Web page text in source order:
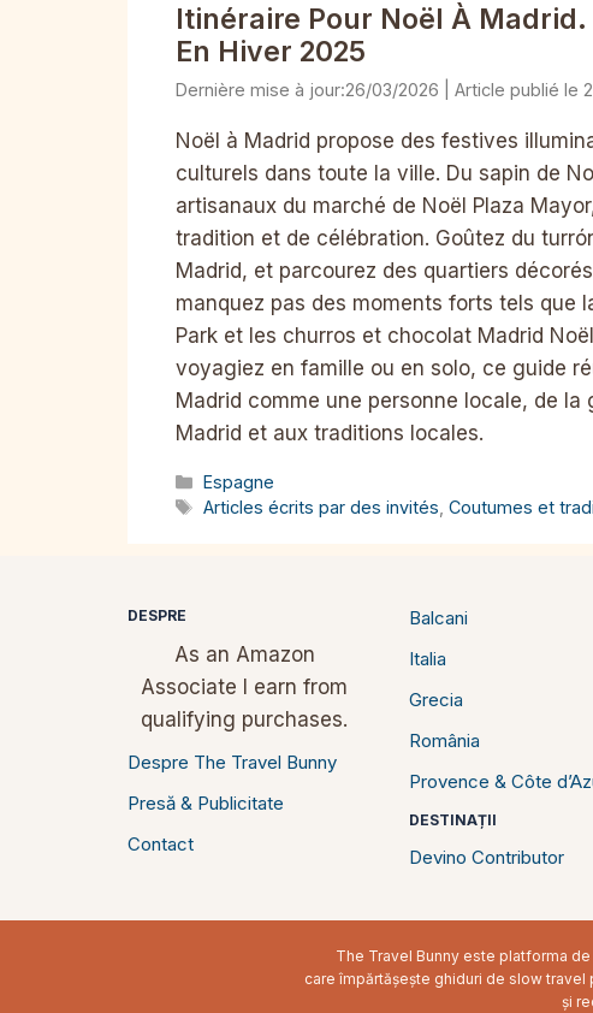
Itinéraire Pour Noël À
En Hiver 2025
26/03/2026
Noël à Madrid propose des festives
culturels dans toute la ville. Du sapin de
artisanaux du marché de Noël Plaza
tradition et de célébration. Goûtez du
Madrid, et parcourez des quartiers
manquez pas des moments forts tels que
Park et les churros et chocolat Madrid
voyagiez en famille ou en solo, ce guide
Madrid comme une personne locale, de
Madrid et aux traditions locales.
Catégories
Espagne
Étiquettes
Articles écrits par des invités ,Coutumes et
DESPRE
As an Amazon
Associate I earn from
qualifying purchases.
Despre The Travel Bunny
Presă & Publicitate
Contact
Balcani
Italia
Grecia
România
Provence & Côte
DESTINAȚII
Devino Contributor
The Travel Bunny este platforma
care împărtășește ghiduri de slow travel
și